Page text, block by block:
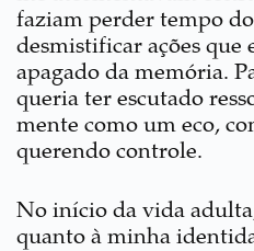
faziam perder tempo
desmistificar ações que
apagado da memória.
queria ter escutado
mente como um eco,
querendo controle.
No início da vida
quanto à minha